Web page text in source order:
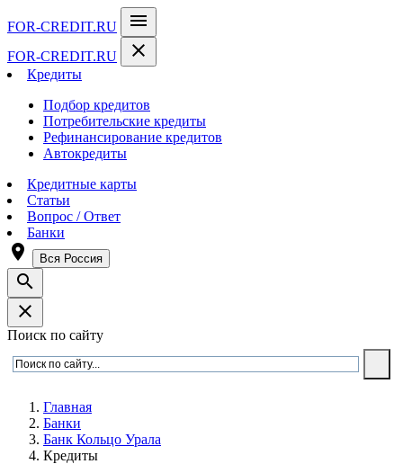
FOR-CREDIT.RU menu
FOR-CREDIT.RU close
Кредиты
Подбор кредитов
Потребительские кредиты
Рефинансирование кредитов
Автокредиты
Кредитные карты
Статьи
Вопрос / Ответ
Банки
room Вся Россия
search
close
Поиск по сайту
Главная
Банки
Банк Кольцо Урала
Кредиты